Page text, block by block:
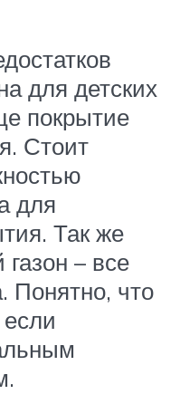
для детских
покрытие
Стоит
для
Так же
– все
Понятно, что